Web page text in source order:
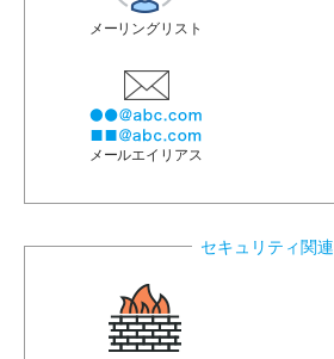
メーリングリスト
メールエイリアス
セキュリティ関連